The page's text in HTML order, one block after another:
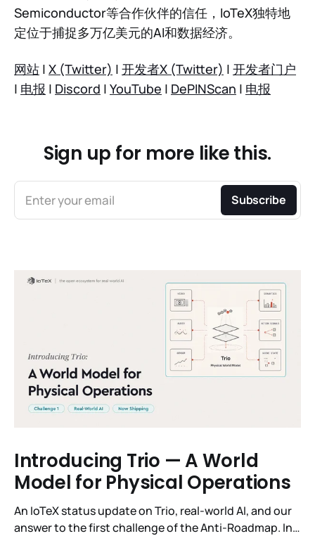
Semiconductor等合作伙伴的信任，IoTeX独特地
定位于捕捉多万亿美元的AI和数据经济。
网站 | X (Twitter) | 开发者X (Twitter) | 开发者门户
| 电报 | Discord | YouTube | DePINScan | 电报
Sign up for more like this.
Enter your email Subscribe
Introducing Trio — A World
Model for Physical Operations
An IoTeX status update on Trio, real-world AI, and our
answer to the first challenge of the Anti-Roadmap. In